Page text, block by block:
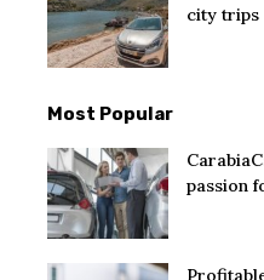
city trips
Most Popular
passion